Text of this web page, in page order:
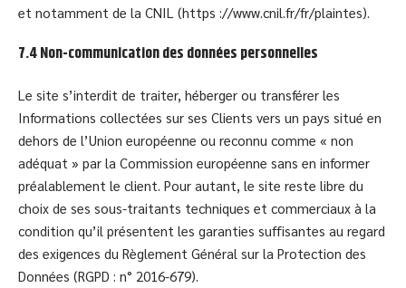
et notamment de la CNIL (https ://www.cnil.fr/fr/plaintes).
7.4 Non-communication des données personnelles
Le site s’interdit de traiter, héberger ou transférer les
Informations collectées sur ses Clients vers un pays situé en
dehors de l’Union européenne ou reconnu comme « non
adéquat » par la Commission européenne sans en informer
préalablement le client. Pour autant, le site reste libre du
choix de ses sous-traitants techniques et commerciaux à la
condition qu’il présentent les garanties suffisantes au regard
des exigences du Règlement Général sur la Protection des
Données (RGPD : n° 2016-679).